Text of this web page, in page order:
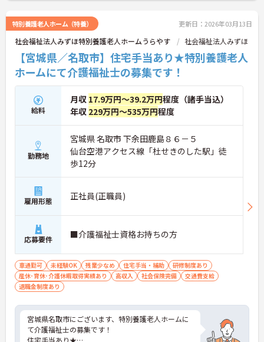
特別養護老人ホーム（特養） 更新日：2026年03月13日
社会福祉法人みずほ特別養護老人ホームうらやす 社会福祉法人みずほ
【宮城県／名取市】住宅手当あり★特別養護老人
ホームにて介護福祉士の募集です！
給料
月収 17.9万円～39.2万円程度（諸手当込）
年収 229万円～535万円程度
勤務地
宮城県 名取市 下余田鹿島８６－５
仙台空港アクセス線「杜せきのした駅」徒
歩12分
雇用形態 正社員(正職員)
応募要件 ■介護福祉士資格お持ちの方
車通勤可 未経験OK 残業少なめ 住宅手当・補助
研修制度あり
産休･育休･介護休暇取得実績あり
高収入 社会保険完備
交通費支給
退職金制度あり
宮城県名取市にございます、特別養護老人ホームに
て介護福祉士の募集です！
住宅手当あり★